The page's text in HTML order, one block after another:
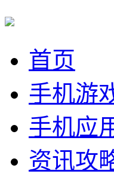
首页
手机游
手机应
资讯攻